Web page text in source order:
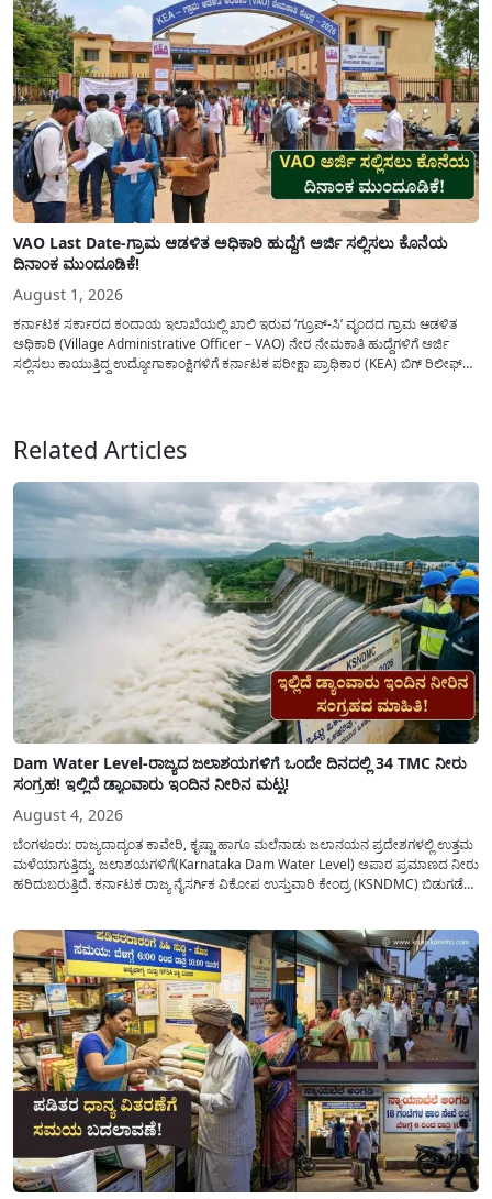
VAO Last Date-ಗ್ರಾಮ ಆಡಳಿತ ಅಧಿಕಾರಿ ಹುದ್ದೆಗೆ ಅರ್ಜಿ ಸಲ್ಲಿಸಲು ಕೊನೆಯ
ದಿನಾಂಕ ಮುಂದೂಡಿಕೆ!
August 1, 2026
ಕರ್ನಾಟಕ ಸರ್ಕಾರದ ಕಂದಾಯ ಇಲಾಖೆಯಲ್ಲಿ ಖಾಲಿ ಇರುವ ‘ಗ್ರೂಪ್-ಸಿ’ ವೃಂದದ ಗ್ರಾಮ ಆಡಳಿತ
ಅಧಿಕಾರಿ (Village Administrative Officer – VAO) ನೇರ ನೇಮಕಾತಿ ಹುದ್ದೆಗಳಿಗೆ ಅರ್ಜಿ
ಸಲ್ಲಿಸಲು ಕಾಯುತ್ತಿದ್ದ ಉದ್ಯೋಗಾಕಾಂಕ್ಷಿಗಳಿಗೆ ಕರ್ನಾಟಕ ಪರೀಕ್ಷಾ ಪ್ರಾಧಿಕಾರ (KEA) ಬಿಗ್ ರಿಲೀಫ್
Related Articles
Dam Water Level-ರಾಜ್ಯದ ಜಲಾಶಯಗಳಿಗೆ ಒಂದೇ ದಿನದಲ್ಲಿ 34 TMC ನೀರು
ಸಂಗ್ರಹ! ಇಲ್ಲಿದೆ ಡ್ಯಾಂವಾರು ಇಂದಿನ ನೀರಿನ ಮಟ್ಟ!
August 4, 2026
ಬೆಂಗಳೂರು: ರಾಜ್ಯದಾದ್ಯಂತ ಕಾವೇರಿ, ಕೃಷ್ಣಾ ಹಾಗೂ ಮಲೆನಾಡು ಜಲಾನಯನ ಪ್ರದೇಶಗಳಲ್ಲಿ ಉತ್ತಮ
ಮಳೆಯಾಗುತ್ತಿದ್ದು, ಜಲಾಶಯಗಳಿಗೆ(Karnataka Dam Water Level) ಅಪಾರ ಪ್ರಮಾಣದ ನೀರು
ಹರಿದುಬರುತ್ತಿದೆ. ಕರ್ನಾಟಕ ರಾಜ್ಯ ನೈಸರ್ಗಿಕ ವಿಕೋಪ ಉಸ್ತುವಾರಿ ಕೇಂದ್ರ (KSNDMC) ಬಿಡುಗಡೆ